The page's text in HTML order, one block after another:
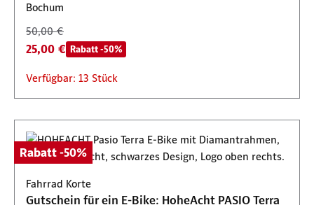
Bochum
50,00 €
25,00 € Rabatt -50%
Verfügbar: 13 Stück
Rabatt -50%
Fahrrad Korte
Gutschein für ein E-Bike: HoheAcht PASIO Terra